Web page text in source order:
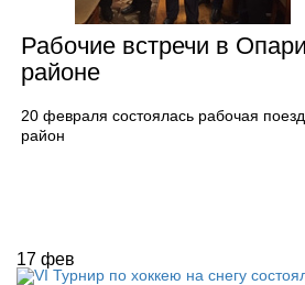
Рабочие встречи в
районе
20 февраля состоялась рабочая
район
17 фев